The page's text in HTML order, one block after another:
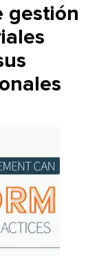
gestión